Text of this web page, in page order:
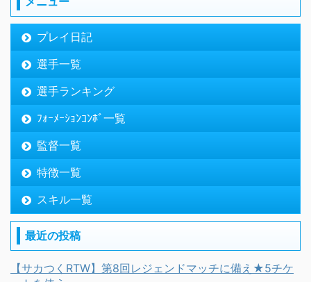
プレイ日記
選手一覧
選手ランキング
ﾌｫｰﾒｰｼｮﾝｺﾝﾎﾞ一覧
監督一覧
特徴一覧
スキル一覧
最近の投稿
【サカつくRTW】第8回レジェンドマッチに備え★5チケ